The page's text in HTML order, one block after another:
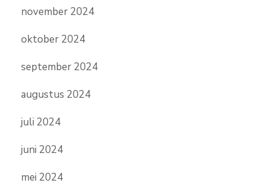
november 2024
oktober 2024
september 2024
augustus 2024
juli 2024
juni 2024
mei 2024